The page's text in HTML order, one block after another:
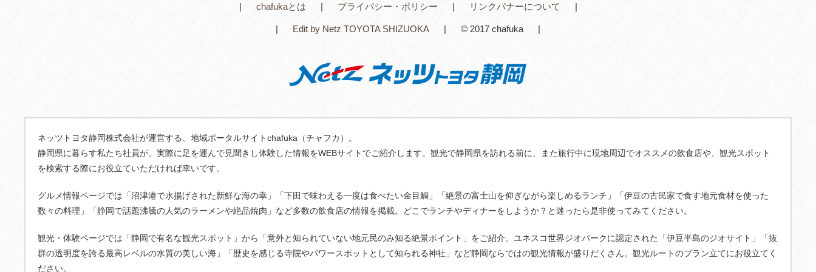
chafukaとは プライバシー・ポリシー リンクバナーについて
Edit by Netz TOYOTA SHIZUOKA © 2017 chafuka
ネッツトヨタ静岡株式会社が運営する、地域ポータルサイトchafuka（チャフカ）。
静岡県に暮らす私たち社員が、実際に足を運んで見聞きし体験した情報をWEBサイトでご紹介します。観光で静岡県を訪れる前に、また旅行中に現地周辺でオススメの飲食店や、観光スポット
を検索する際にお役立ていただければ幸いです。
グルメ情報ページでは「沼津港で水揚げされた新鮮な海の幸」「下田で味わえる一度は食べたい金目鯛」「絶景の富士山を仰ぎながら楽しめるランチ」「伊豆の古民家で食す地元食材を使った
数々の料理」「静岡で話題沸騰の人気のラーメンや絶品焼肉」など多数の飲食店の情報を掲載。どこでランチやディナーをしようか？と迷ったら是非使ってみてください。
観光・体験ページでは「静岡で有名な観光スポット」から「意外と知られていない地元民のみ知る絶景ポイント」をご紹介。ユネスコ世界ジオパークに認定された「伊豆半島のジオサイト」「抜
群の透明度を誇る最高レベルの水質の美しい海」「歴史を感じる寺院やパワースポットとして知られる神社」など静岡ならではの観光情報が盛りだくさん。観光ルートのプラン立てにお役立てく
ださい。